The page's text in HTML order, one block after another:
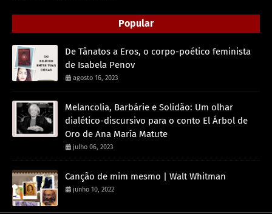
Popular
De Tânatos a Eros, o corpo-poético feminista
de Isabela Penov
agosto 16, 2023
Melancolia, Barbárie e Solidão: Um olhar
dialético-discursivo para o conto El Árbol de
Oro de Ana María Matute
julho 06, 2023
Canção de mim mesmo | Walt Whitman
junho 10, 2022